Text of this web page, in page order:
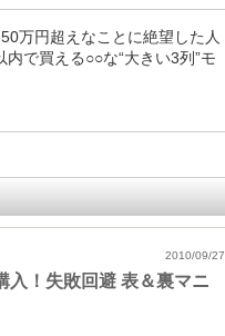
万円超えなことに絶望した人
で買える○○な“大きい3列”モ
入！失敗回避 表＆裏マニ
2010/09/27